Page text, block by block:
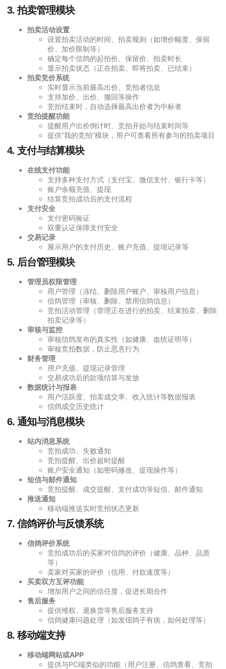
3. 拍卖管理模块
拍卖活动设置
设置拍卖活动的时间、拍卖规则（如增价幅度、保留
价、加价限制等）
确定每个信鸽的起拍价、保留价、拍卖时长
显示拍卖状态（正在拍卖、即将拍卖、已结束）
拍卖竞价系统
实时显示当前最高出价、竞拍者信息
支持加价、出价、撤回等操作
竞拍结束时，自动选择最高出价者为中标者
竞拍提醒功能
提醒用户出价倒计时、竞拍开始与结束时间等
提供“我的竞拍”模块，用户可查看所有参与的拍卖项目
4. 支付与结算模块
在线支付功能
支持多种支付方式（支付宝、微信支付、银行卡等）
账户余额充值、提现
结算竞拍成功后的支付流程
支付安全
支付密码验证
双重认证保障支付安全
交易记录
展示用户的支付历史、账户充值、提现记录等
5. 后台管理模块
管理员权限管理
用户管理（冻结、删除用户账户、审核用户信息）
信鸽管理（审核、删除、禁用信鸽信息）
竞拍活动管理（管理正在进行的拍卖、结束拍卖、删除
拍卖记录等）
审核与监控
审核信鸽发布的真实性（如健康、血统证明等）
审核竞拍数据，防止恶意行为
财务管理
用户充值、提现记录管理
交易成功后的款项结算与发放
数据统计与报表
用户活跃度、拍卖成交率、收入统计等数据报表
信鸽成交历史统计
6. 通知与消息模块
站内消息系统
竞拍成功、失败通知
竞拍提醒、出价超时提醒
账户安全通知（如密码修改、提现操作等）
短信与邮件通知
竞拍提醒、成交提醒、支付成功等短信、邮件通知
推送通知
移动端推送实时竞拍状态更新
7.信鸽评价与反馈系统
信鸽评价系统
竞拍成功后的买家对信鸽的评价（健康、品种、品质
等）
卖家对买家的评价（信用、付款速度等）
买卖双方互评功能
增加用户之间的信任度，促进长期合作
售后服务
提供维权、退换货等售后服务支持
信鸽健康问题处理（如发现鸽子有病，如何处理等）
8. 移动端支持
移动端网站或APP
提供与PC端类似的功能（用户注册、信鸽查看、竞拍